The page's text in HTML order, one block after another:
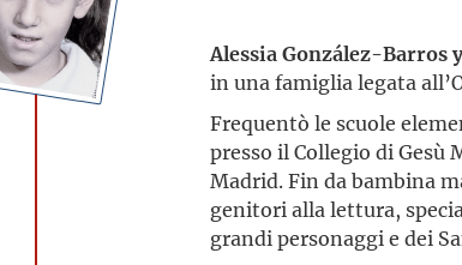
Alessia González-Barros
in una famiglia legata
Frequentò le scuole
presso il Collegio di Gesù
Madrid. Fin da bambina
genitori alla lettura,
grandi personaggi e dei